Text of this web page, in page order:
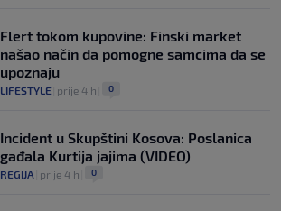
Flert tokom kupovine: Finski market
našao način da pomogne samcima da se
upoznaju
LIFESTYLE prije 4 h 0
Incident u Skupštini Kosova: Poslanica
gađala Kurtija jajima (VIDEO)
REGIJA prije 4 h 0